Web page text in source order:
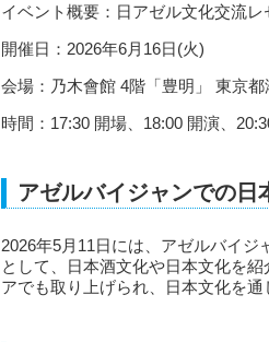
イベント概要：日アゼル文化交流
開催日：2026年6月16日(火)
会場：乃木會館 4階「豊明」 東京
時間：17:30 開場、18:00 開演、
アゼルバイジャンでの日
2026年5月11日には、アゼルバイ
として、日本酒文化や日本文化を
アでも取り上げられ、日本文化を通